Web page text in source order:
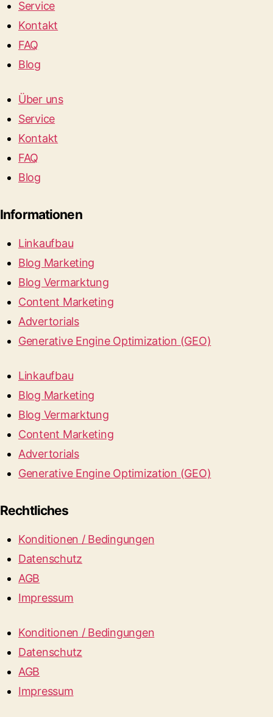
Service
Kontakt
FAQ
Blog
Über uns
Service
Kontakt
FAQ
Blog
Informationen
Linkaufbau
Blog Marketing
Blog Vermarktung
Content Marketing
Advertorials
Generative Engine Optimization (GEO)
Linkaufbau
Blog Marketing
Blog Vermarktung
Content Marketing
Advertorials
Generative Engine Optimization (GEO)
Rechtliches
Konditionen / Bedingungen
Datenschutz
AGB
Impressum
Konditionen / Bedingungen
Datenschutz
AGB
Impressum